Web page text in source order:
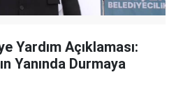
Yardım Açıklaması:
Yanında Durmaya